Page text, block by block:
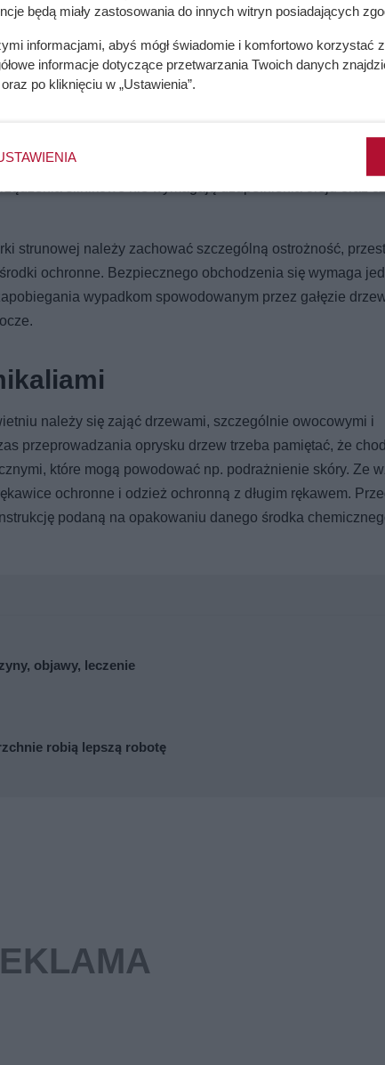
wszystkie maszyny ogrodnicze i narzędzie. Należy
silnikowe nie wymagają uzupełnienia oleju oraz
strunowej należy zachować szczególną ostrożność,
ochronne. Bezpiecznego obchodzenia się wymaga
wypadkom spowodowanym przez gałęzie
należy się zająć drzewami, szczególnie owocowymi i
przeprowadzania oprysku drzew trzeba pamiętać, że
które mogą powodować np. podrażnienie skóry. Ze
ochronne i odzież ochronną z długim rękawem.
podaną na opakowaniu danego środka
objawy, leczenie
robią lepszą robotę
będą miały zastosowania do innych witryn posiadających
informacjami, abyś mógł świadomie i komfortowo korzystać
informacje dotyczące przetwarzania Twoich danych
oraz po kliknięciu w „Ustawienia”.